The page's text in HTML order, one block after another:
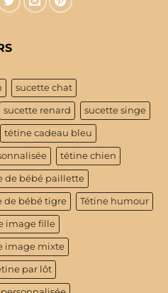
sucette chat
sucette renard sucette singe
tétine cadeau bleu
tétine chien
de bébé paillette
de bébé tigre Tétine humour
image fille
image mixte
par lôt